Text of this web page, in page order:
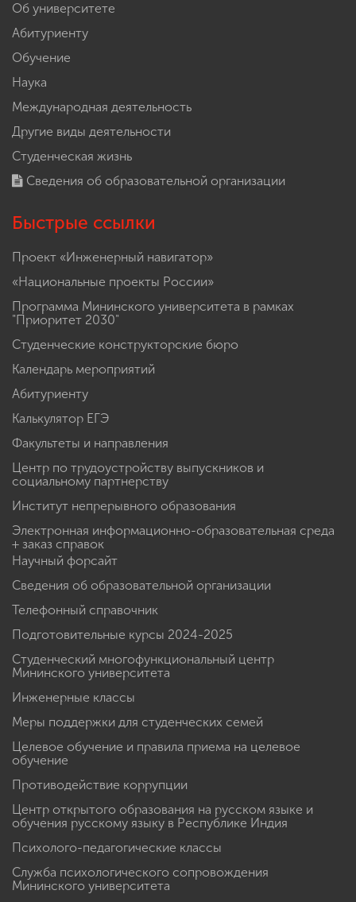
Об университете
Абитуриенту
Обучение
Наука
Международная деятельность
Другие виды деятельности
Студенческая жизнь
Сведения об образовательной организации
Быстрые ссылки
Проект «Инженерный навигатор»
«Национальные проекты России»
Программа Мининского университета в рамках
"Приоритет 2030"
Студенческие конструкторские бюро
Календарь мероприятий
Абитуриенту
Калькулятор ЕГЭ
Факультеты и направления
Центр по трудоустройству выпускников и
социальному партнерству
Институт непрерывного образования
Электронная информационно-образовательная среда
+ заказ справок
Научный форсайт
Сведения об образовательной организации
Телефонный справочник
Подготовительные курсы 2024-2025
Студенческий многофункциональный центр
Мининского университета
Инженерные классы
Меры поддержки для студенческих семей
Целевое обучение и правила приема на целевое
обучение
Противодействие коррупции
Центр открытого образования на русском языке и
обучения русскому языку в Республике Индия
Психолого-педагогические классы
Служба психологического сопровождения
Мининского университета